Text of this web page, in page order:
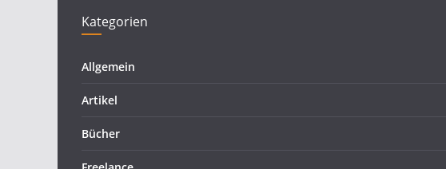
Kategorien
Allgemein
Artikel
Bücher